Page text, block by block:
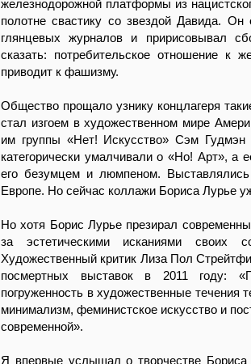
железнодорожной платформы из
полотне свастику со звездой Давида.
глянцевых журналов и пририсовывал
сказать: потребительское отношение к
приводит к фашизму.
Общество прощало узнику концлагеря
стал изгоем в художественном мире
им группы «Нет! Искусство» Сэм
категорически умалчивали о «Но! Арт», а
его безумцем и люмпеном.
Европе. Но сейчас коллажи Бориса Лурье
Но хотя Борис Лурье презирал
за эстетическими исканиями своих
Художественный критик Лиза Пол
посмертных выставок в 2011 году:
погруженность в художественные течения
минимализм, феминистское искусство и
современной».
Я впервые услышал о творчестве Бориса